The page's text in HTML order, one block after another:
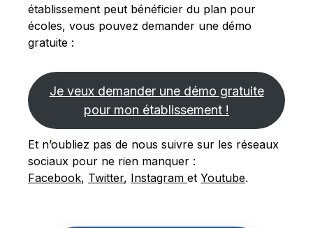
établissement peut bénéficier du plan pour
écoles, vous pouvez demander une démo
gratuite :
Je veux demander une démo gratuite
pour mon établissement !
Et n’oubliez pas de nous suivre sur les réseaux
sociaux pour ne rien manquer :
Facebook, Twitter, Instagram et Youtube.